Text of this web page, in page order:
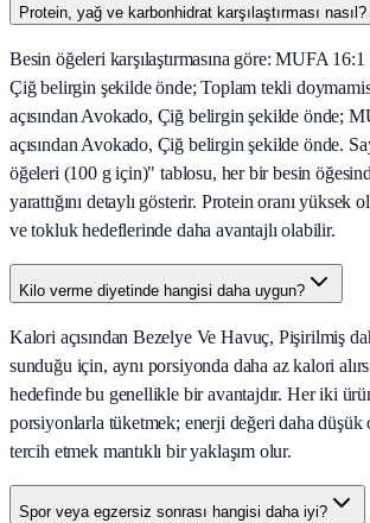
Protein, yağ ve karbonhidrat karşılaştırması nasıl?
Besin öğeleri karşılaştırmasına göre: MUFA 16:1
Çiğ belirgin şekilde önde; Toplam tekli
açısından Avokado, Çiğ belirgin şekilde önde;
açısından Avokado, Çiğ belirgin şekilde önde.
öğeleri (100 g için)" tablosu, her bir besin
yarattığını detaylı gösterir. Protein oranı yüksek
ve tokluk hedeflerinde daha avantajlı olabilir.
Kilo verme diyetinde hangisi daha uygun?
Kalori açısından Bezelye Ve Havuç, Pişirilmiş
sunduğu için, aynı porsiyonda daha az kalori
hedefinde bu genellikle bir avantajdır. Her iki
porsiyonlarla tüketmek; enerji değeri daha düşük
tercih etmek mantıklı bir yaklaşım olur.
Spor veya egzersiz sonrası hangisi daha iyi?